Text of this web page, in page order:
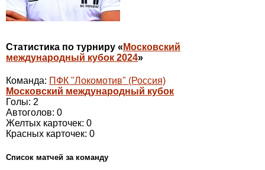
Статистика по турниру « Московский
международный кубок 2024»
Команда: ПФК "Локомотив" (Россия)
Московский международный кубок
Голы: 2
Автоголов: 0
Желтых карточек: 0
Красных карточек: 0
Cписок матчей за команду